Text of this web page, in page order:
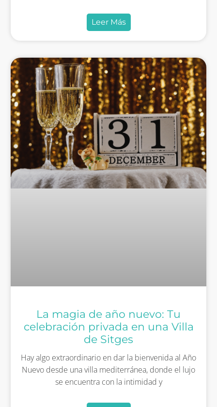
Leer Más
La magia de año nuevo: Tu
celebración privada en una Villa
de Sitges
Hay algo extraordinario en dar la bienvenida al Año
Nuevo desde una villa mediterránea, donde el lujo
se encuentra con la intimidad y